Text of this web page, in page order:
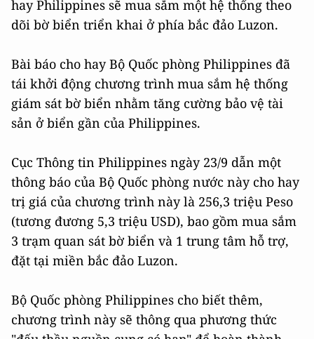
hay Philippines sẽ mua sắm một hệ thống theo
dõi bờ biển triển khai ở phía bắc đảo Luzon.
Bài báo cho hay Bộ Quốc phòng Philippines đã
tái khởi động chương trình mua sắm hệ thống
giám sát bờ biển nhằm tăng cường bảo vệ tài
sản ở biển gần của Philippines.
Cục Thông tin Philippines ngày 23/9 dẫn một
thông báo của Bộ Quốc phòng nước này cho hay
trị giá của chương trình này là 256,3 triệu Peso
(tương đương 5,3 triệu USD), bao gồm mua sắm
3 trạm quan sát bờ biển và 1 trung tâm hỗ trợ,
đặt tại miền bắc đảo Luzon.
Bộ Quốc phòng Philippines cho biết thêm,
chương trình này sẽ thông qua phương thức